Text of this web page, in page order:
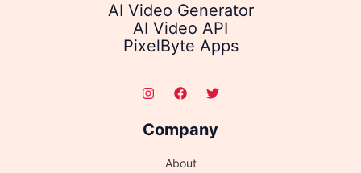
AI Video Generator
AI Video API
PixelByte Apps
Company
About